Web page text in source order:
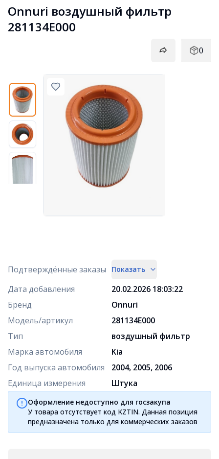
Onnuri воздушный фильтр
281134E000
0
Подтверждённые заказы Показать
Дата добавления
20.02.2026 18:03:22
Бренд
Onnuri
Модель/артикул
281134E000
Тип
воздушный фильтр
Марка автомобиля
Kia
Год выпуска автомобиля
2004, 2005, 2006
Единица измерения
Штука
Оформление недоступно для госзакупа
У товара отсутствует код KZTIN. Данная позиция
предназначена только для коммерческих заказов